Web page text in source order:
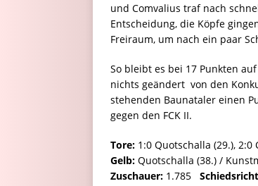
und Comvalius traf nach
Entscheidung, die Köpfe
Freiraum, um nach ein paar
So bleibt es bei 17 Punkten
nichts geändert  von den
stehenden Baunataler einen
gegen den FCK II.
Tore: 1:0 Quotschalla (29.), 2:0
Gelb: Quotschalla (38.) /
Zuschauer: 1.785